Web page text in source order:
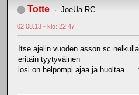
Totte JoeUa RC
02.08.13 - klo: 22.47
Itse ajelin vuoden asson sc
eritäin tyytyväinen
losi on helpompi ajaa ja huoltaa